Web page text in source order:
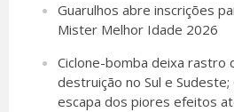
Guarulhos abre inscrições
Mister Melhor Idade 2026
Ciclone-bomba deixa rastro
destruição no Sul e Sudeste;
escapa dos piores efeitos